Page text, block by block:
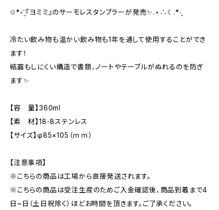
✩*॰¨̮『ヨミミ』のサーモレスタンブラーが発売✨.⋆∴☾︎.*·̩͙
冷たい飲み物も温かい飲み物も1年を通して使用することができ
ます！
結露もしにくい構造で書類、ノートやテーブルがぬれるのを防ぎ
ます✨
【容 量】360ml
【素 材】18-8ステンレス
【サイズ】φ85×105（ｍｍ）
【注意事項】
※こちらの商品は工場から直接発送されます。
※こちらの商品は受注生産のためご入金確認後、商品到着まで4
日~日（土日祝除く）ほどお時間を頂きます。ご了承ください。